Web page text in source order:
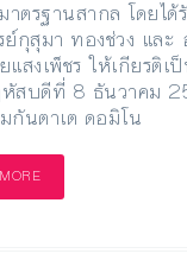
ตรฐานสากล โดยได้
ย์กุสุมา ทองช่วง และ
สงเพ็ชร ให้เกียรติเ
หัสบดีที่ 8 ธันวาคม
กันตาเต ดอมิโน